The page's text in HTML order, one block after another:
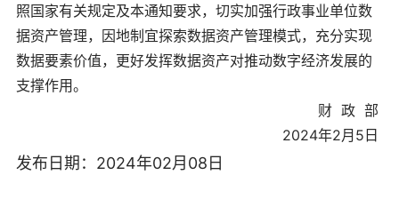
照国家有关规定及本通知要求，切实加强行政事业单位数
据资产管理，因地制宜探索数据资产管理模式，充分实现
数据要素价值，更好发挥数据资产对推动数字经济发展的
支撑作用。
财 政 部
2024年2月5日
发布日期：2024年02月08日